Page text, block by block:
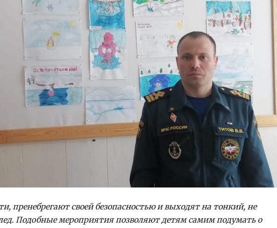
пренебрегают своей безопасностью и выходят на тонкий, не
Подобные мероприятия позволяют детям самим подумать о